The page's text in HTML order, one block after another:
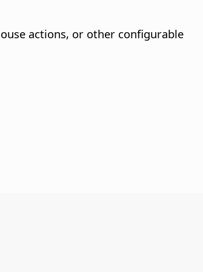
actions, or other configurable